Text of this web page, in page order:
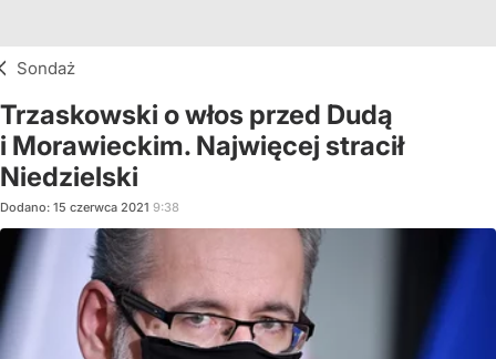
Sondaż
Trzaskowski o włos przed Dudą
i Morawieckim. Najwięcej stracił
Niedzielski
Dodano: 15 czerwca 2021 9:38